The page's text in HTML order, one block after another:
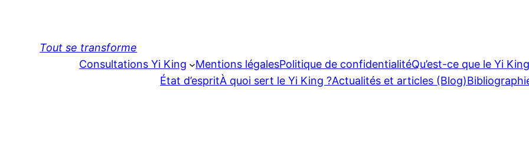
Tout se transforme
Consultations Yi King
Mentions légalesPolitique de confidentialitéQu’est-ce que le Yi
État d’espritÀ quoi sert le Yi King ?Actualités et articles (Blog)